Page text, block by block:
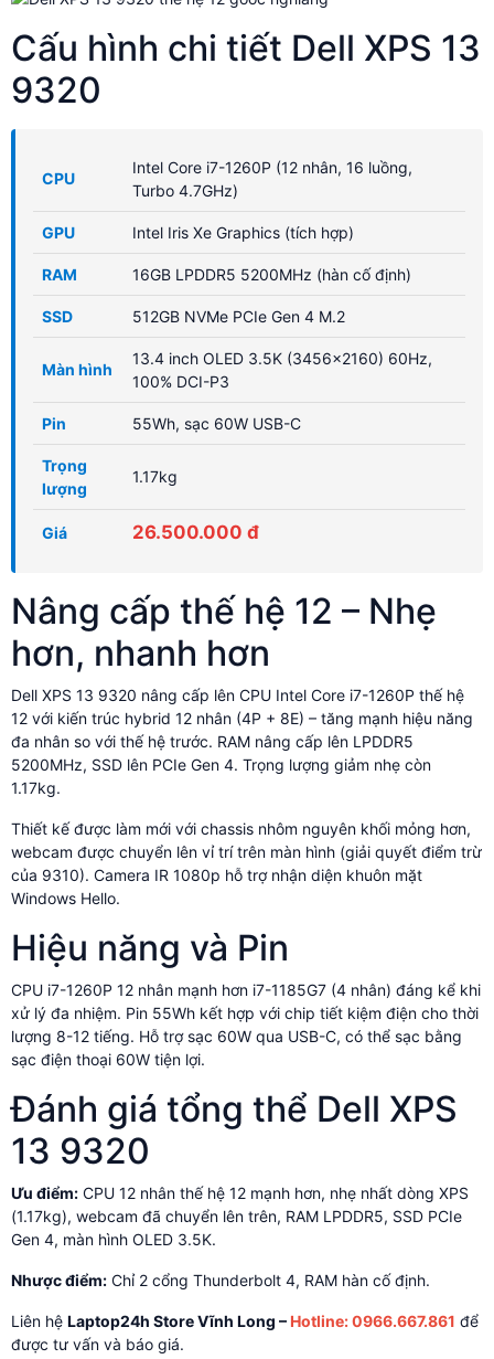
Cấu hình chi tiết Dell XPS 13
9320
CPU
Intel Core i7-1260P (12 nhân, 16 luồng,
Turbo 4.7GHz)
GPU Intel Iris Xe Graphics (tích hợp)
RAM 16GB LPDDR5 5200MHz (hàn cố định)
SSD 512GB NVMe PCIe Gen 4 M.2
Màn hình
13.4 inch OLED 3.5K (3456x2160) 60Hz,
100% DCI-P3
Pin 55Wh, sạc 60W USB-C
Trọng
lượng
1.17kg
Giá 26.500.000 đ
Nâng cấp thế hệ 12 – Nhẹ
hơn, nhanh hơn
Dell XPS 13 9320 nâng cấp lên CPU Intel Core i7-1260P thế hệ
12 với kiến trúc hybrid 12 nhân (4P + 8E) – tăng mạnh hiệu năng
đa nhân so với thế hệ trước. RAM nâng cấp lên LPDDR5
5200MHz, SSD lên PCIe Gen 4. Trọng lượng giảm nhẹ còn
1.17kg.
Thiết kế được làm mới với chassis nhôm nguyên khối mỏng hơn,
webcam được chuyển lên vỉ trí trên màn hình (giải quyết điểm trừ
của 9310). Camera IR 1080p hỗ trợ nhận diện khuôn mặt
Windows Hello.
Hiệu năng và Pin
CPU i7-1260P 12 nhân mạnh hơn i7-1185G7 (4 nhân) đáng kể khi
xử lý đa nhiệm. Pin 55Wh kết hợp với chip tiết kiệm điện cho thời
lượng 8-12 tiếng. Hỗ trợ sạc 60W qua USB-C, có thể sạc bằng
sạc điện thoại 60W tiện lợi.
Đánh giá tổng thể Dell XPS
13 9320
Ưu điểm: CPU 12 nhân thế hệ 12 mạnh hơn, nhẹ nhất dòng XPS
(1.17kg), webcam đã chuyển lên trên, RAM LPDDR5, SSD PCIe
Gen 4, màn hình OLED 3.5K.
Nhược điểm: Chỉ 2 cổng Thunderbolt 4, RAM hàn cố định.
Liên hệ Laptop24h Store Vĩnh Long –Hotline: 0966.667.861 để
được tư vấn và báo giá.